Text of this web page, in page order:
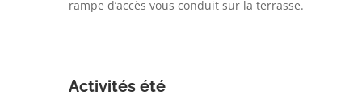
rampe d’accès vous conduit sur la terrasse.
Activités été